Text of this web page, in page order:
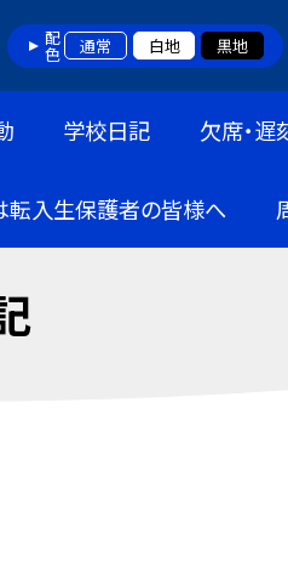
配色 通常 白地 黒地
学校日記 欠席・遅
転入生保護者の皆様へ